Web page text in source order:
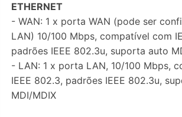
ETHERNET
- WAN: 1 x porta WAN (pode ser
LAN) 10/100 Mbps, compatível com
padrões IEEE 802.3u, suporta auto
- LAN: 1 x porta LAN, 10/100 Mbps,
IEEE 802.3, padrões IEEE 802.3u,
MDI/MDIX